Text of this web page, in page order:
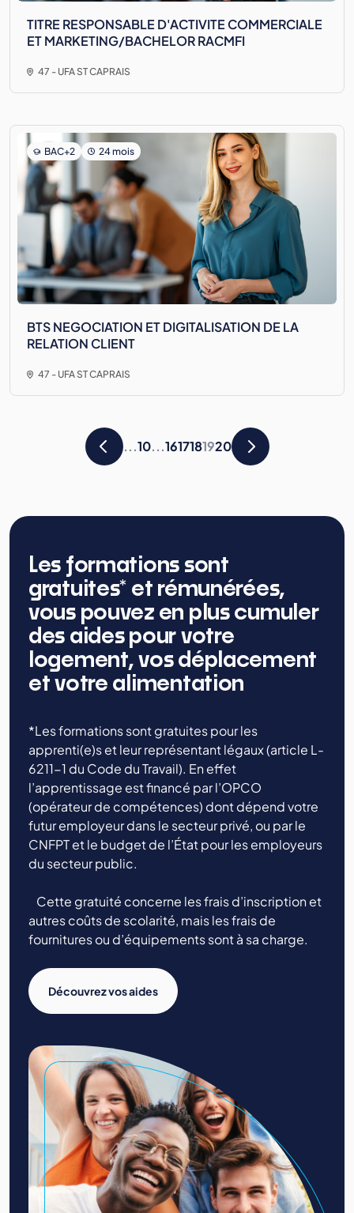
TITRE RESPONSABLE D'ACTIVITE COMMERCIALE
ET MARKETING/BACHELOR RACMFI
47 - UFA ST CAPRAIS
BAC+2 24 mois
BTS NEGOCIATION ET DIGITALISATION DE LA
RELATION CLIENT
47 - UFA ST CAPRAIS
...10...1617181920
Les formations sont
gratuites* et rémunérées,
vous pouvez en plus cumuler
des aides pour votre
logement, vos déplacement
et votre alimentation
*Les formations sont gratuites pour les
apprenti(e)s et leur représentant légaux (article L-
6211-1 du Code du Travail). En effet
l’apprentissage est financé par l’OPCO
(opérateur de compétences) dont dépend votre
futur employeur dans le secteur privé, ou par le
CNFPT et le budget de l’État pour les employeurs
du secteur public.
Cette gratuité concerne les frais d’inscription et
autres coûts de scolarité, mais les frais de
fournitures ou d’équipements sont à sa charge.
Découvrez vos aides